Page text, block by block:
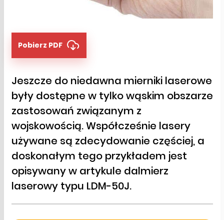
Pobierz PDF
Jeszcze do niedawna mierniki laserowe
były dostępne w tylko wąskim obszarze
zastosowań związanym z
wojskowością. Współcześnie lasery
używane są zdecydowanie częściej, a
doskonałym tego przykładem jest
opisywany w artykule dalmierz
laserowy typu LDM-50J.